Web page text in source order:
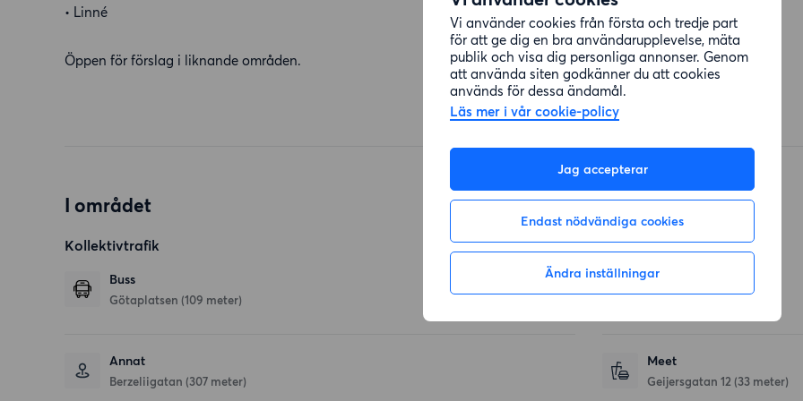
Vi använder cookies från första och tredje part
för att ge dig en bra användarupplevelse, mäta
publik och visa dig personliga annonser. Genom
att använda siten godkänner du att cookies
används för dessa ändamål.
Läs mer i vår cookie-policy
Jag accepterar
Endast nödvändiga cookies
Ändra inställningar
• Linné
Öppen för förslag i liknande områden.
I området
Kollektivtrafik
Buss
Götaplatsen (109 meter)
Annat
Berzeliigatan (307 meter)
Restauranger
Resturang Natur
Meet
Geijersgatan 12 (33 meter)